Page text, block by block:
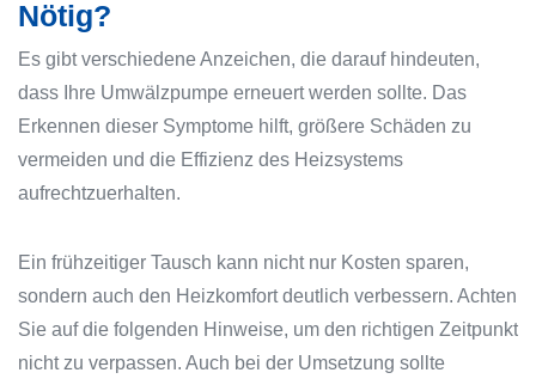
Nötig?
Es gibt verschiedene Anzeichen, die darauf hindeuten,
dass Ihre Umwälzpumpe erneuert werden sollte. Das
Erkennen dieser Symptome hilft, größere Schäden zu
vermeiden und die Effizienz des Heizsystems
aufrechtzuerhalten.
Ein frühzeitiger Tausch kann nicht nur Kosten sparen,
sondern auch den Heizkomfort deutlich verbessern. Achten
Sie auf die folgenden Hinweise, um den richtigen Zeitpunkt
nicht zu verpassen. Auch bei der Umsetzung sollte